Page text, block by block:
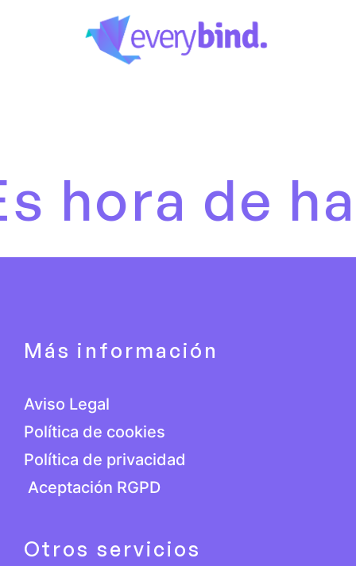
de
Más información
Aviso Legal
Política de cookies
Política de privacidad
Aceptación RGPD
Otros servicios